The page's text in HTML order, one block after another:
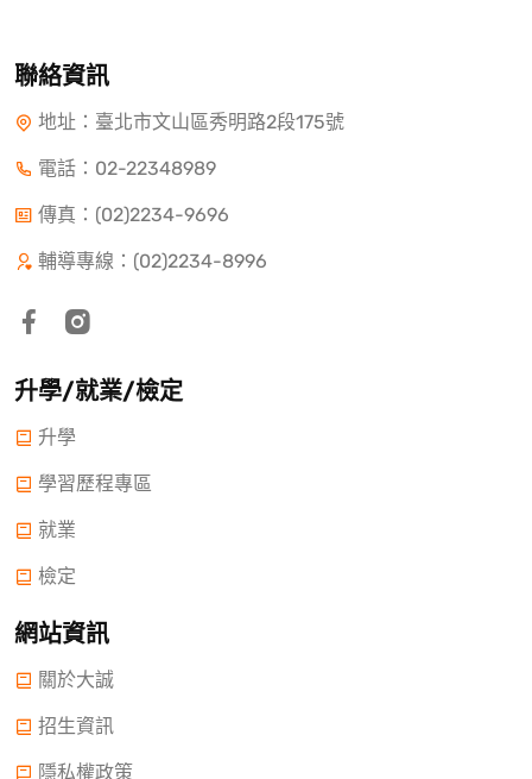
聯絡資訊
地址：臺北市文山區秀明路2段175號
電話： 02-22348989
傳真：(02)2234-9696
輔導專線：(02)2234-8996
升學/就業/檢定
升學
學習歷程專區
就業
檢定
網站資訊
關於大誠
招生資訊
隱私權政策